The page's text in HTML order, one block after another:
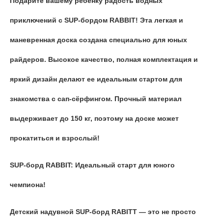
приключений с SUP-бордом RABBIT! Эта легкая и
маневренная доска создана специально для юных
райдеров. Высокое качество, полная комплектация и
яркий дизайн делают ее идеальным стартом для
знакомства с сап-сёрфингом. Прочный материал
выдерживает до 150 кг, поэтому на доске может
прокатиться и взрослый!
SUP-борд RABBIT: Идеальный старт для юного
чемпиона!
Детский надувной SUP-борд RABITT — это не просто